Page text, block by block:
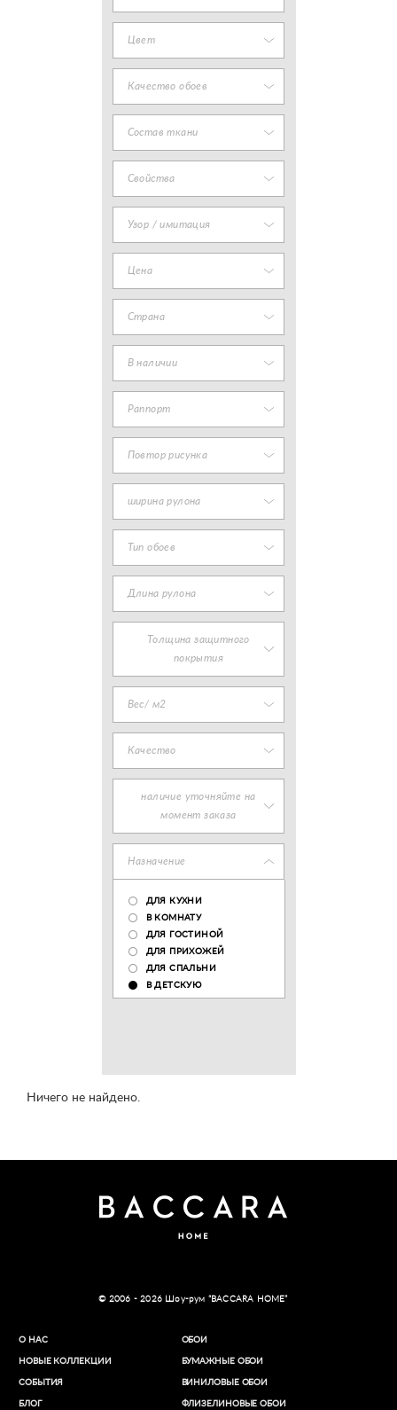
Цвет
Качество обоев
Состав ткани
Свойства
Узор / имитация
Цена
Страна
В наличии
Раппорт
Повтор рисунка
ширина рулона
Тип обоев
Длина рулона
Толщина защитного
покрытия
Вес/ м2
Качество
наличие уточняйте на
момент заказа
Назначение
ДЛЯ КУХНИ
В КОМНАТУ
ДЛЯ ГОСТИНОЙ
ДЛЯ ПРИХОЖЕЙ
ДЛЯ СПАЛЬНИ
В ДЕТСКУЮ
Ничего не найдено.
© 2006 - 2026 Шоу-рум “BACCARA HOME”
О НАС
НОВЫЕ КОЛЛЕКЦИИ
СОБЫТИЯ
БЛОГ
ОБОИ
БУМАЖНЫЕ ОБОИ
ВИНИЛОВЫЕ ОБОИ​
ФЛИЗЕЛИНОВЫЕ ОБОИ